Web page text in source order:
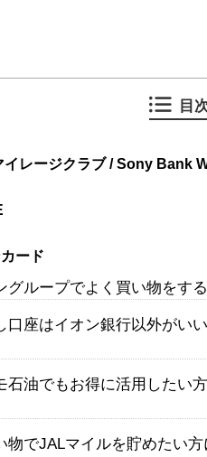
目
イレージクラブ / Sony Bank
ード
グループでよく買い物をす
口座はイオン銀行以外がい
石油でもお得に活用したい
物でJALマイルを貯めたい